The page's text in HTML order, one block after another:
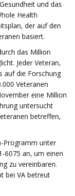
und das
Health
der auf den
basiert.
das Million
Jeder Veteran,
auf die Forschung
Veteranen
eine Million
untersucht
betreffen,
Programm unter
6075 an, um einen
zu vereinbaren.
bei VA betreut